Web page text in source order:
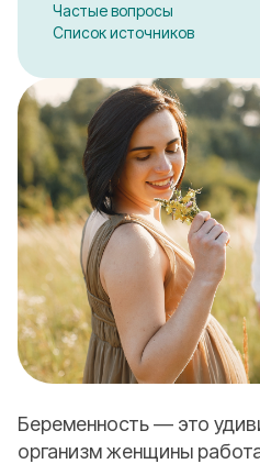
Беременность — это
организм женщины
Частые вопросы
Список источников